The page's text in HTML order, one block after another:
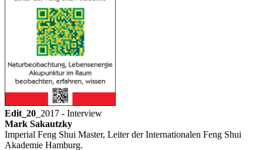
Edit_20 _2017 - Interview
Mark Sakautzky
Imperial Feng Shui Master, Leiter der Internationalen Feng Shui
Akademie Hamburg.